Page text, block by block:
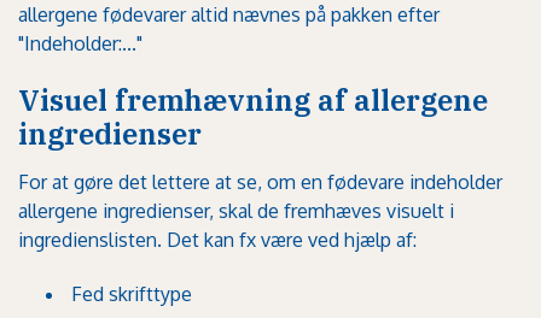
allergene fødevarer altid nævnes på pakken efter
"Indeholder:..."
Visuel fremhævning af allergene
ingredienser
For at gøre det lettere at se, om en fødevare indeholder
allergene ingredienser, skal de fremhæves visuelt i
ingredienslisten. Det kan fx være ved hjælp af:
Fed skrifttype